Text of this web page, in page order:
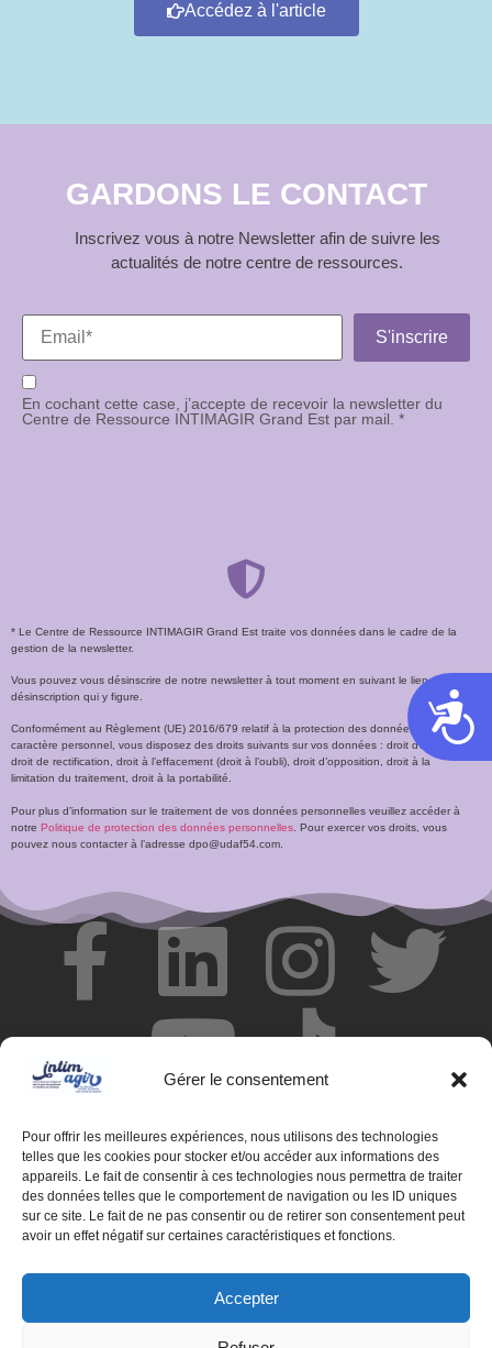
Gérer le consentement
Pour offrir les meilleures expériences, nous utilisons des technologies
telles que les cookies pour stocker et/ou accéder aux informations des
appareils. Le fait de consentir à ces technologies nous permettra de traiter
des données telles que le comportement de navigation ou les ID uniques
sur ce site. Le fait de ne pas consentir ou de retirer son consentement peut
avoir un effet négatif sur certaines caractéristiques et fonctions.
Accepter
Accédez à l'article
GARDONS LE CONTACT
Inscrivez vous à notre Newsletter afin de suivre les
actualités de notre centre de ressources.
En cochant cette case, j’accepte de recevoir la newsletter du
Centre de Ressource INTIMAGIR Grand Est par mail. *
* Le Centre de Ressource INTIMAGIR Grand Est traite vos données dans le cadre de la
gestion de la newsletter.
Vous pouvez vous désinscrire de notre newsletter à tout moment en suivant le lien de
désinscription qui y figure.
Conformément au Règlement (UE) 2016/679 relatif à la protection des données à
caractère personnel, vous disposez des droits suivants sur vos données : droit d’accès,
droit de rectification, droit à l’effacement (droit à l’oubli), droit d’opposition, droit à la
limitation du traitement, droit à la portabilité.
Pour plus d’information sur le traitement de vos données personnelles veuillez accéder à
notre Politique de protection des données personnelles . Pour exercer vos droits, vous
pouvez nous contacter à l’adresse dpo@udaf54.com.
© Centre de ressources INTIMAGIR Grand Est – 124 rue de
Newcastle 54000 NANCY
Mentions légales